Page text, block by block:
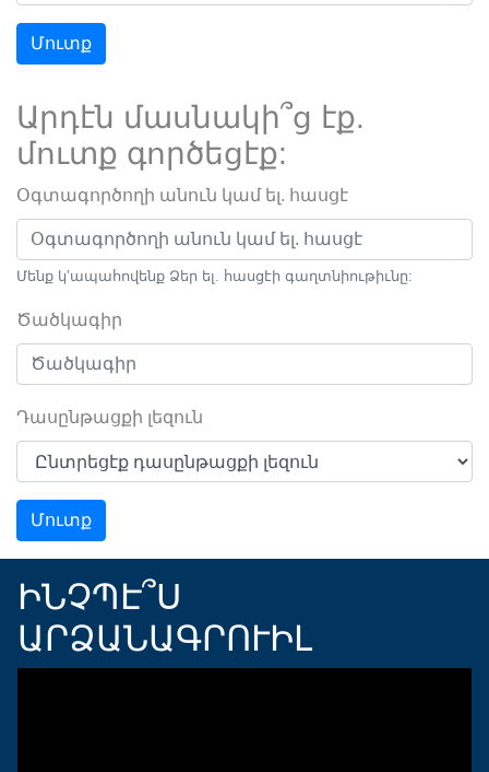
Մուտք
Արդէն մասնակի՞ց էք.
մուտք գործեցէք:
Օգտագործողի անուն կամ ել. հասցէ
Մենք կ’ապահովենք Ձեր ել. հասցէի գաղտնիութիւնը:
Ծածկագիր
Դասընթացքի լեզուն
Մուտք
ԻՆՉՊԷ՞Ս
ԱՐՁԱՆԱԳՐՈՒԻԼ